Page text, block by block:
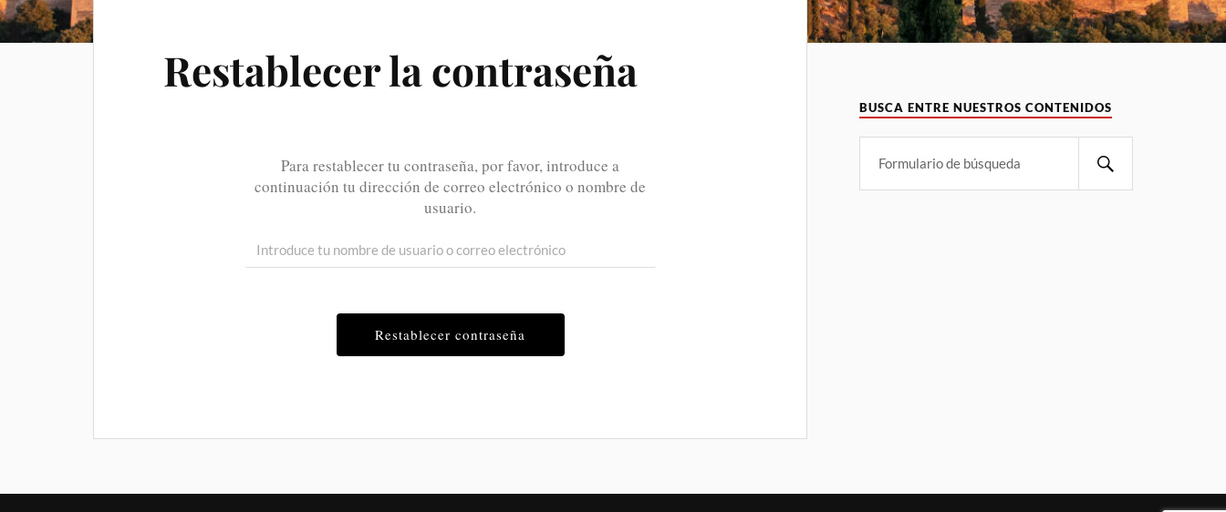
Restablecer la contraseña
Para restablecer tu contraseña, por favor, introduce a
continuación tu dirección de correo electrónico o nombre de
usuario.
BUSCA ENTRE NUESTROS CONTENIDOS